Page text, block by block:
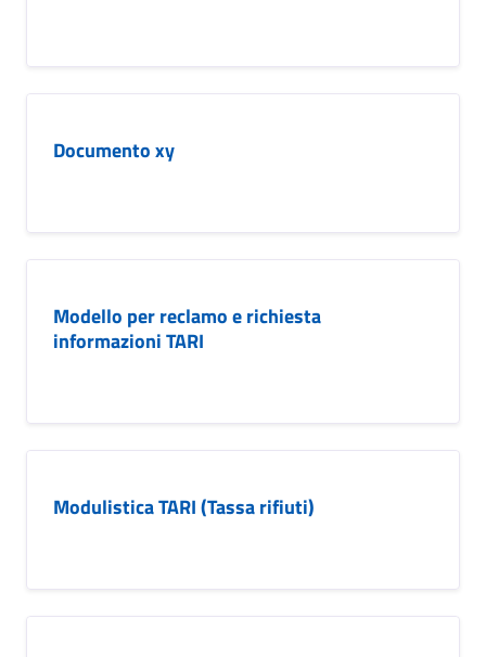
Documento xy
Modello per reclamo e richiesta
informazioni TARI
Modulistica TARI (Tassa rifiuti)